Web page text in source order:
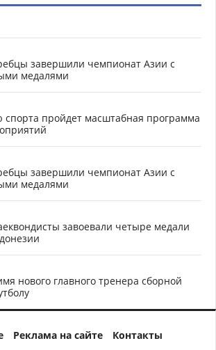
завершили чемпионат Азии с
медалями
пройдет масштабная программа
завершили чемпионат Азии с
медалями
завоевали четыре медали
нового главного тренера сборной
Реклама на сайте Контакты